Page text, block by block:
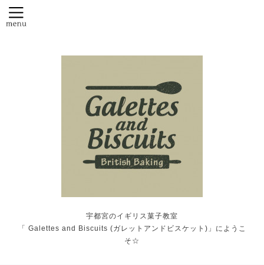
宇都宮のイギリス菓子教室
「 Galettes and Biscuits (ガレットアンドビスケット)」にようこ
そ☆